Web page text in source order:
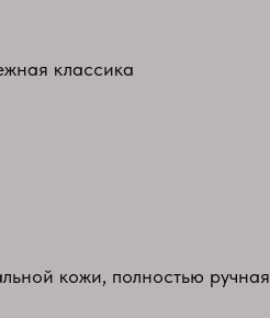
классика
кожи, полностью ручная